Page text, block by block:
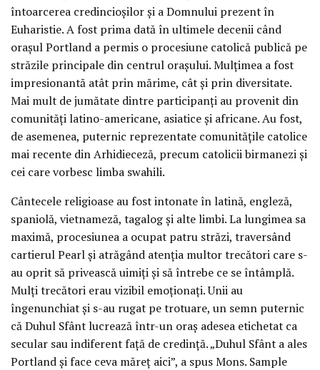
întoarcerea credincioșilor și a Domnului prezent în
Euharistie. A fost prima dată în ultimele decenii când
orașul Portland a permis o procesiune catolică publică pe
străzile principale din centrul orașului. Mulțimea a fost
impresionantă atât prin mărime, cât și prin diversitate.
Mai mult de jumătate dintre participanți au provenit din
comunități latino-americane, asiatice și africane. Au fost,
de asemenea, puternic reprezentate comunitățile catolice
mai recente din Arhidieceză, precum catolicii birmanezi și
cei care vorbesc limba swahili.
Cântecele religioase au fost intonate în latină, engleză,
spaniolă, vietnameză, tagalog și alte limbi. La lungimea sa
maximă, procesiunea a ocupat patru străzi, traversând
cartierul Pearl și atrăgând atenția multor trecători care s-
au oprit să privească uimiți și să întrebe ce se întâmplă.
Mulți trecători erau vizibil emoționați. Unii au
îngenunchiat și s-au rugat pe trotuare, un semn puternic
că Duhul Sfânt lucrează într-un oraș adesea etichetat ca
secular sau indiferent față de credință. „Duhul Sfânt a ales
Portland și face ceva măreț aici”, a spus Mons. Sample